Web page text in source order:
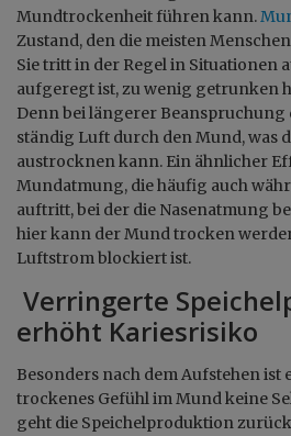
Mundtrockenheit führen kann.
Zustand, den die meisten
Sie tritt in der Regel in Situationen
aufgeregt ist, zu wenig getrunken
Denn bei längerer
ständig Luft durch den Mund, was
austrocknen kann. Ein ähnlicher
Mundatmung, die häufig auch
auftritt, bei der die Nasenatmung
hier kann der Mund trocken
Luftstrom blockiert ist.
Verringerte
erhöht Kariesrisiko
Besonders nach dem Aufstehen ist
trockenes Gefühl im Mund keine
geht die Speichelproduktion